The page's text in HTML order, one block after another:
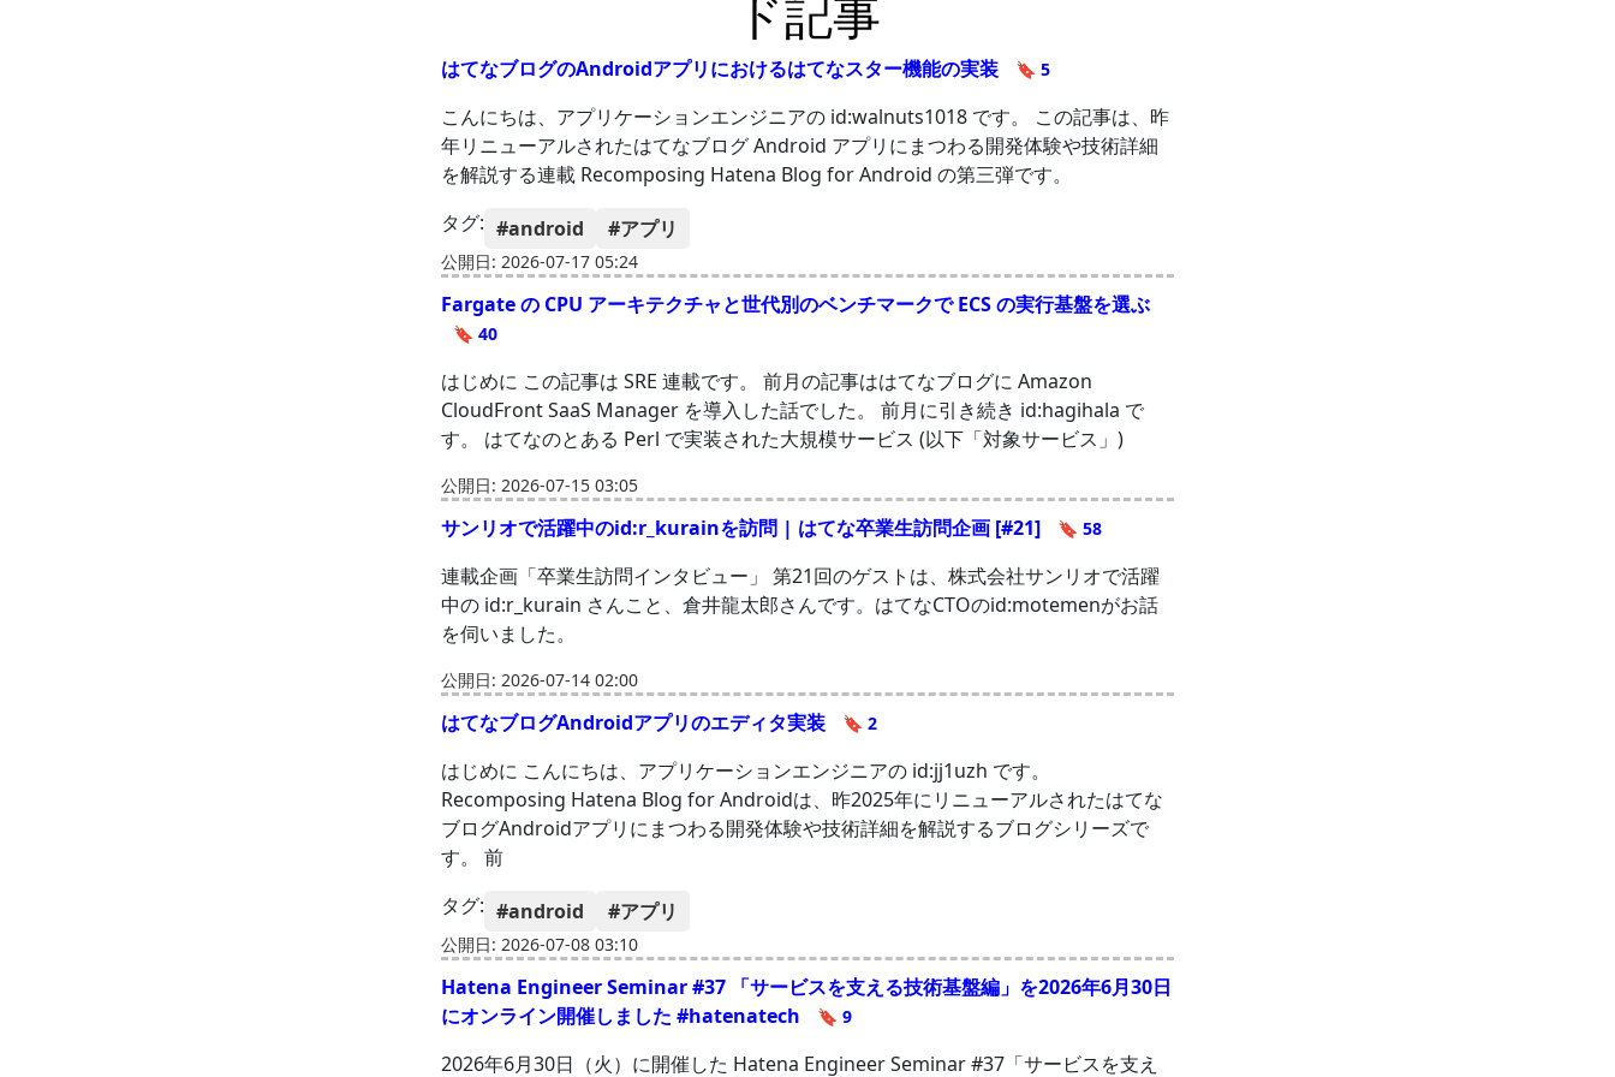
ド記事
はてなブログのAndroidアプリにおけるはてなスター機能の実装 🔖 5
こんにちは、アプリケーションエンジニアの id:walnuts1018 です。 この記事は、昨
年リニューアルされたはてなブログ Android アプリにまつわる開発体験や技術詳細
を解説する連載 Recomposing Hatena Blog for Android の第三弾です。
タグ: #android #アプリ
公開日: 2026-07-17 05:24
Fargate の CPU アーキテクチャと世代別のベンチマークで ECS の実行基盤を選ぶ
🔖 40
はじめに この記事は SRE 連載です。 前月の記事ははてなブログに Amazon
CloudFront SaaS Manager を導入した話でした。 前月に引き続き id:hagihala で
す。 はてなのとある Perl で実装された大規模サービス (以下「対象サービス」)
公開日: 2026-07-15 03:05
サンリオで活躍中のid:r_kurainを訪問 | はてな卒業生訪問企画 [#21] 🔖 58
連載企画「卒業生訪問インタビュー」 第21回のゲストは、株式会社サンリオで活躍
中の id:r_kurain さんこと、倉井龍太郎さんです。はてなCTOのid:motemenがお話
を伺いました。
公開日: 2026-07-14 02:00
はてなブログAndroidアプリのエディタ実装 🔖 2
はじめに こんにちは、アプリケーションエンジニアの id:jj1uzh です。
Recomposing Hatena Blog for Androidは、昨2025年にリニューアルされたはてな
ブログAndroidアプリにまつわる開発体験や技術詳細を解説するブログシリーズで
す。 前
タグ: #android #アプリ
公開日: 2026-07-08 03:10
Hatena Engineer Seminar #37 「サービスを支える技術基盤編」を2026年6月30日
にオンライン開催しました #hatenatech
🔖 9
2026年6月30日（火）に開催した Hatena Engineer Seminar #37「サービスを支え